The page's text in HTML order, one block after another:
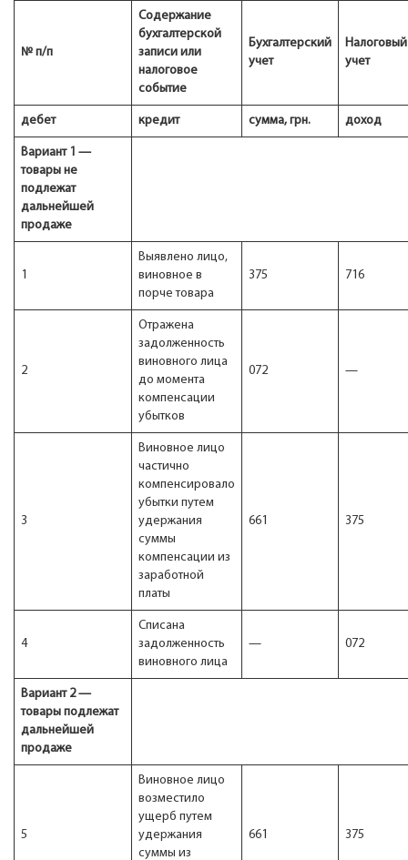
№ п/п
Содержание
бухгалтерской
записи или
налоговое
событие
Бухгалтерский
учет
Налоговый
учет
дебет кредит сумма, грн. доход
Вариант 1 —
товары не
подлежат
дальнейшей
продаже
1
Выявлено лицо,
виновное в
порче товара
375 716
2
Отражена
задолженность
виновного лица
до момента
компенсации
убытков
072 —
3
Виновное лицо
частично
компенсировало
убытки путем
удержания
суммы
компенсации из
заработной
платы
661 375
4
Списана
задолженность
виновного лица
— 072
Вариант 2 —
товары подлежат
дальнейшей
продаже
5
Виновное лицо
возместило
ущерб путем
удержания
суммы из
661 375